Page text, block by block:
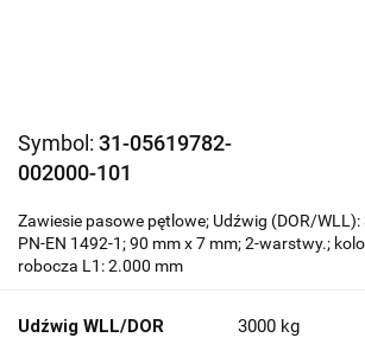
Symbol: 31-05619782-
002000-101
Zawiesie pasowe pętlowe; Udźwig (DOR/WLL):
PN-EN 1492-1; 90 mm x 7 mm; 2-warstwy.;
robocza L1: 2.000 mm
Udźwig WLL/DOR 3000 kg